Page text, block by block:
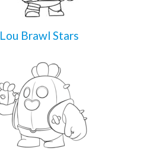
Lou Brawl Stars